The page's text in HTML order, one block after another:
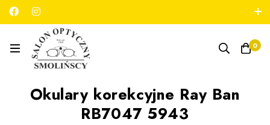
789 180 706
0
Okulary korekcyjne Ray Ban
RB7047 5943